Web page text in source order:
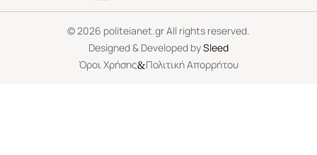
©2026 politeianet.gr All rights reserved.
Designed & Developed bySleed
Όροι Χρήσης&Πολιτική Απορρήτου